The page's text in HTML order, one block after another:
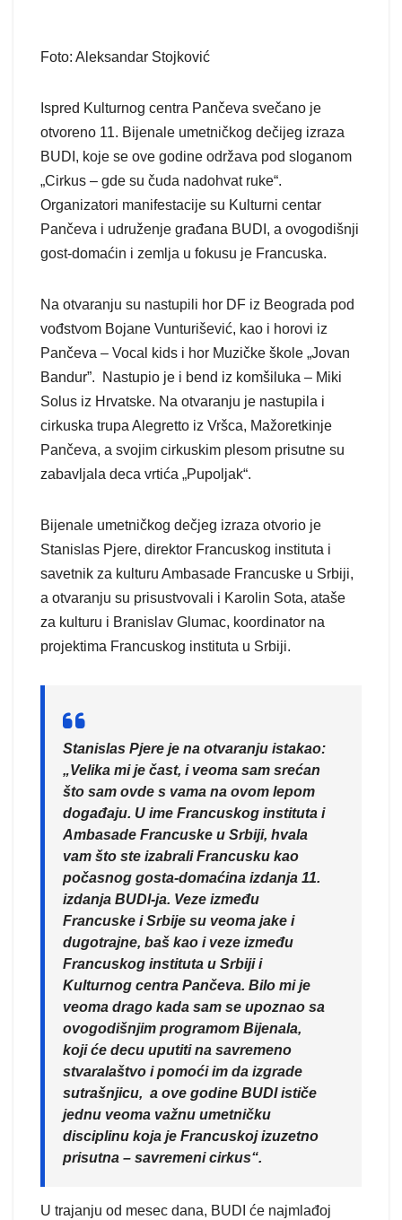
Foto: Aleksandar Stojković
Ispred Kulturnog centra Pančeva svečano je
otvoreno 11. Bijenale umetničkog dečijeg izraza
BUDI, koje se ove godine održava pod sloganom
„Cirkus – gde su čuda nadohvat ruke“.
Organizatori manifestacije su Kulturni centar
Pančeva i udruženje građana BUDI, a ovogodišnji
gost-domaćin i zemlja u fokusu je Francuska.
Na otvaranju su nastupili hor DF iz Beograda pod
vođstvom Bojane Vunturišević, kao i horovi iz
Pančeva – Vocal kids i hor Muzičke škole „Jovan
Bandur”. Nastupio je i bend iz komšiluka – Miki
Solus iz Hrvatske. Na otvaranju je nastupila i
cirkuska trupa Alegretto iz Vršca, Mažoretkinje
Pančeva, a svojim cirkuskim plesom prisutne su
zabavljala deca vrtića „Pupoljak“.
Bijenale umetničkog dečjeg izraza otvorio je
Stanislas Pjere, direktor Francuskog instituta i
savetnik za kulturu Ambasade Francuske u Srbiji,
a otvaranju su prisustvovali i Karolin Sota, ataše
za kulturu i Branislav Glumac, koordinator na
projektima Francuskog instituta u Srbiji.
Stanislas Pjere je na otvaranju istakao:
„Velika mi je čast, i veoma sam srećan
što sam ovde s vama na ovom lepom
događaju. U ime Francuskog instituta i
Ambasade Francuske u Srbiji, hvala
vam što ste izabrali Francusku kao
počasnog gosta-domaćina izdanja 11.
izdanja BUDI-ja. Veze između
Francuske i Srbije su veoma jake i
dugotrajne, baš kao i veze između
Francuskog instituta u Srbiji i
Kulturnog centra Pančeva. Bilo mi je
veoma drago kada sam se upoznao sa
ovogodišnjim programom Bijenala,
koji će decu uputiti na savremeno
stvaralaštvo i pomoći im da izgrade
sutrašnjicu, a ove godine BUDI ističe
jednu veoma važnu umetničku
disciplinu koja je Francuskoj izuzetno
prisutna – savremeni cirkus“.
U trajanju od mesec dana, BUDI će najmlađoj